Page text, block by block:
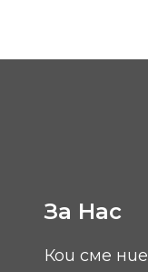
За Нас
Кои сме ние